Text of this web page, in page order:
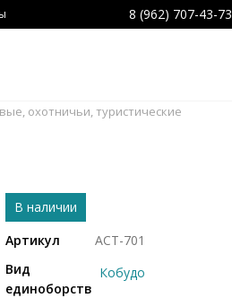
8 (962) 707-43-73
охотничьи, туристические
В наличии
Артикул
ACT-701
Вид
единоборств
Кобудо